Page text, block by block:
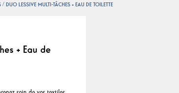
DUO LESSIVE MULTI-TÂCHES + EAU DE TOILETTE
+ Eau de